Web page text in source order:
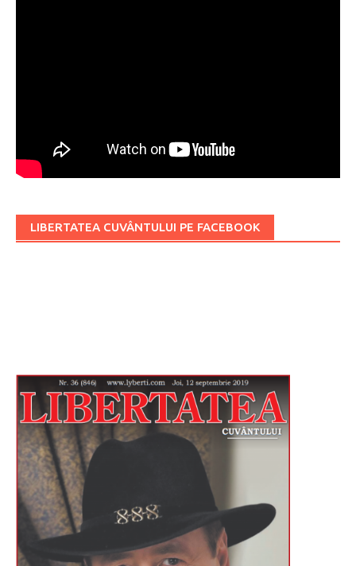
LIBERTATEA CUVÂNTULUI PE FACEBOOK